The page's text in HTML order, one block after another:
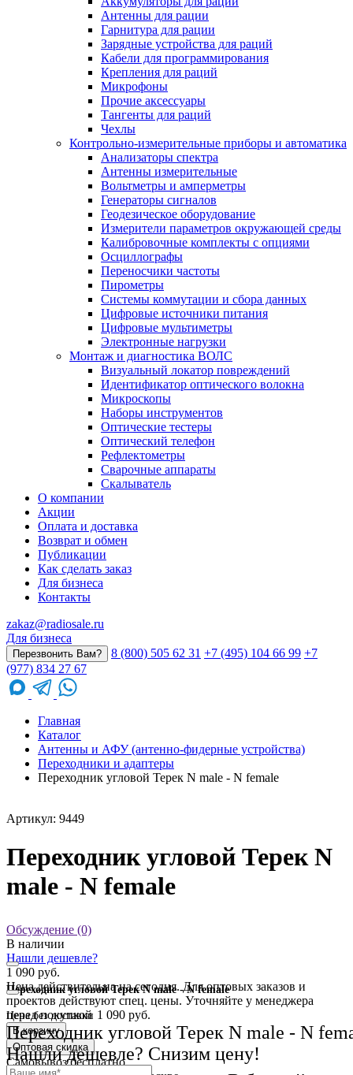
Антенны для рации
Гарнитура для рации
Зарядные устройства для раций
Кабели для программирования
Крепления для раций
Микрофоны
Прочие аксессуары
Тангенты для раций
Чехлы
Контрольно-измерительные приборы и автоматика
Анализаторы спектра
Антенны измерительные
Вольтметры и амперметры
Генераторы сигналов
Геодезическое оборудование
Измерители параметров окружающей среды
Калибровочные комплекты с опциями
Осциллографы
Переносчики частоты
Пирометры
Системы коммутации и сбора данных
Цифровые источники питания
Цифровые мультиметры
Электронные нагрузки
Монтаж и диагностика ВОЛС
Визуальный локатор повреждений
Идентификатор оптического волокна
Микроскопы
Наборы инструментов
Оптические тестеры
Оптический телефон
Рефлектометры
Сварочные аппараты
Скалыватель
О компании
Акции
Оплата и доставка
Возврат и обмен
Публикации
Как сделать заказ
Для бизнеса
Контакты
zakaz@radiosale.ru
Для бизнеса
Перезвонить Вам? 8 (800) 505 62 31 +7 (495) 104 66 99 +7
(977) 834 27 67
Главная
Каталог
Антенны и АФУ (антенно-фидерные устройства)
Переходники и адаптеры
Переходник угловой Терек N male - N female
Артикул: 9449
Переходник угловой Терек N
male - N female
Обсуждение (0)
Переходник угловой Терек N male - N female
Цена без доставки 1 090 руб.
Переходник угловой Терек N male - N
Нашли дешевле? Снизим цену!
В наличии
Нашли дешевле?
1 090 руб.
Цена действительна на сегодня. Для оптовых заказов и
проектов действуют спец. цены. Уточняйте у менеджера
перед покупкой
В корзину
Оптовая скидка
Самовывоз бесплатно